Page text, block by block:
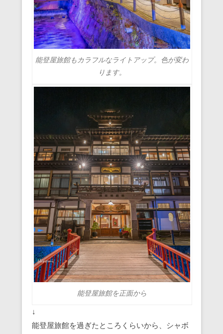
能登屋旅館もカラフルなライトアップ。色が変わ
ります。
能登屋旅館を正面から
↓
能登屋旅館を過ぎたところくらいから、シャボ